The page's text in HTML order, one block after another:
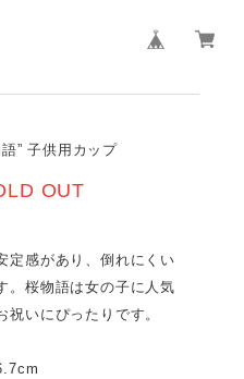
語” 子供用カップ
OUT
定感があり、倒れにくい
。桜物語は女の子に人気
祝いにぴったりです。